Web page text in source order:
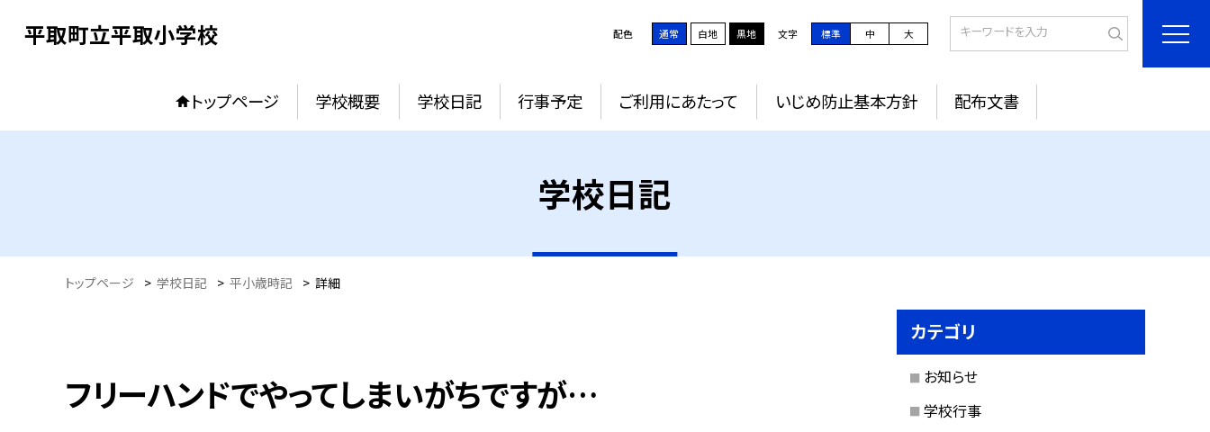
平取町立平取小学校 配色 通常 白地 黒地 文字 標準 中 大
トップページ 学校概要 学校日記 行事予定 ご利用にあたって いじめ防止基本方針 配布文書
学校日記
トップページ > 学校日記 > 平小歳時記 > 詳細
フリーハンドでやってしまいがちですが…
カテゴリ
お知らせ
学校行事